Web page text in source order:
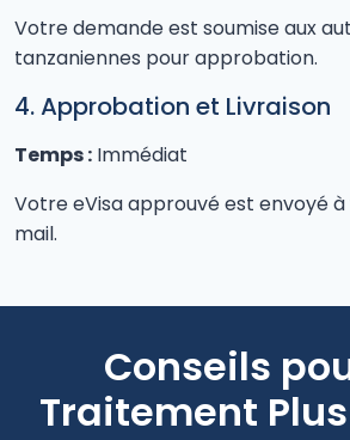
Votre demande est soumise aux
tanzaniennes pour approbation.
4. Approbation et Livraison
Temps : Immédiat
Votre eVisa approuvé est envoyé
mail.
Conseils
Traitement